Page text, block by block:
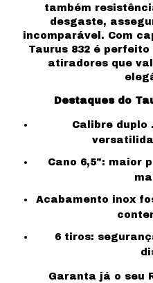
também
desgaste,
incomparável. Com
Taurus 832 é
atiradores que
Destaques do
Calibre duplo
Cano 6,5": maior
Acabamento inox
6 tiros:
Garanta já o seu